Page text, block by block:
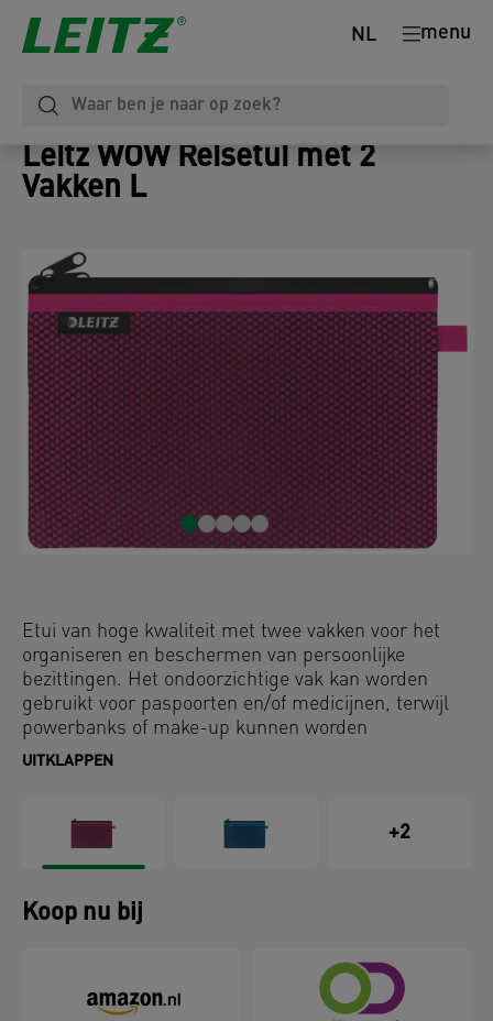
menu
NL
Leitz WOW Reisetui met 2
Vakken L
Etui van hoge kwaliteit met twee vakken voor het
organiseren en beschermen van persoonlijke
bezittingen. Het ondoorzichtige vak kan worden
gebruikt voor paspoorten en/of medicijnen, terwijl
powerbanks of make-up kunnen worden
opgeborgen in het doorzichtige vak.
UITKLAPPEN
+2
Koop nu bij